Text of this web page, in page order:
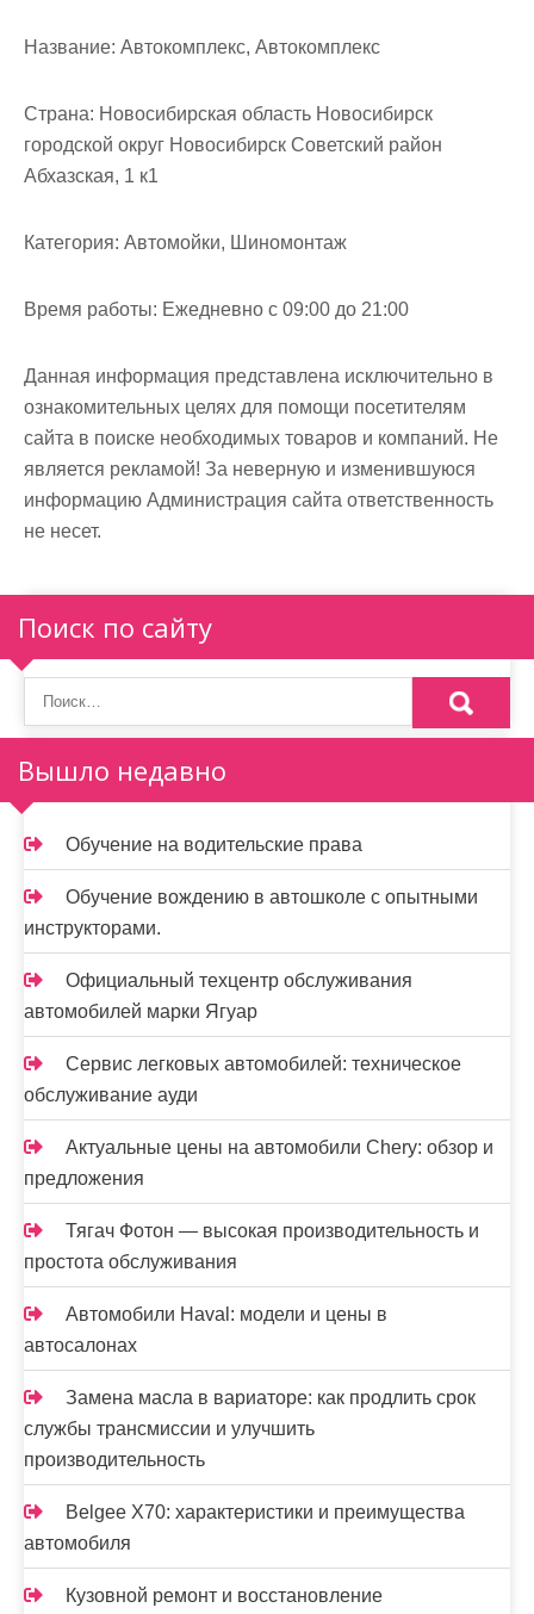
Название: Автокомплекс, Автокомплекс
Страна: Новосибирская область Новосибирск
городской округ Новосибирск Советский район
Абхазская, 1 к1
Категория: Автомойки, Шиномонтаж
Время работы: Ежедневно с 09:00 до 21:00
Данная информация представлена исключительно в
ознакомительных целях для помощи посетителям
сайта в поиске необходимых товаров и компаний. Не
является рекламой! За неверную и изменившуюся
информацию Администрация сайта ответственность
не несет.
Поиск по сайту
Вышло недавно
Обучение на водительские права
Обучение вождению в автошколе с опытными
инструкторами.
Официальный техцентр обслуживания
автомобилей марки Ягуар
Сервис легковых автомобилей: техническое
обслуживание ауди
Актуальные цены на автомобили Chery: обзор и
предложения
Тягач Фотон — высокая производительность и
простота обслуживания
Автомобили Haval: модели и цены в
автосалонах
Замена масла в вариаторе: как продлить срок
службы трансмиссии и улучшить
производительность
Belgee X70: характеристики и преимущества
автомобиля
Кузовной ремонт и восстановление